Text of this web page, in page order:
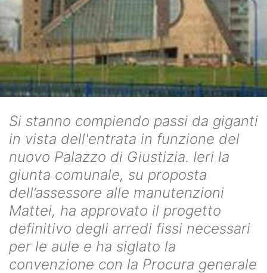
Si stanno compiendo passi da giganti
in vista dell'entrata in funzione del
nuovo Palazzo di Giustizia. Ieri la
giunta comunale, su proposta
dell’assessore alle manutenzioni
Mattei, ha approvato il progetto
definitivo degli arredi fissi necessari
per le aule e ha siglato la
convenzione con la Procura generale